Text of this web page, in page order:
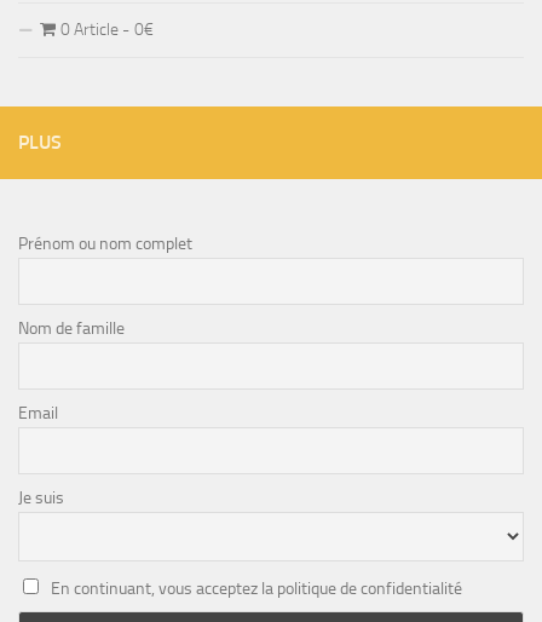
0 Article 0€
PLUS
Prénom ou nom complet
Nom de famille
Email
Je suis
En continuant, vous acceptez la politique de confidentialité